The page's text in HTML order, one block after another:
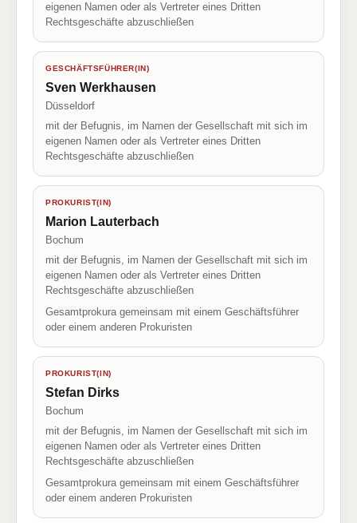
eigenen Namen oder als Vertreter eines Dritten
Rechtsgeschäfte abzuschließen
GESCHÄFTSFÜHRER(IN)
Sven Werkhausen
Düsseldorf
mit der Befugnis, im Namen der Gesellschaft mit sich im
eigenen Namen oder als Vertreter eines Dritten
Rechtsgeschäfte abzuschließen
PROKURIST(IN)
Marion Lauterbach
Bochum
mit der Befugnis, im Namen der Gesellschaft mit sich im
eigenen Namen oder als Vertreter eines Dritten
Rechtsgeschäfte abzuschließen
Gesamtprokura gemeinsam mit einem Geschäftsführer
oder einem anderen Prokuristen
PROKURIST(IN)
Stefan Dirks
Bochum
mit der Befugnis, im Namen der Gesellschaft mit sich im
eigenen Namen oder als Vertreter eines Dritten
Rechtsgeschäfte abzuschließen
Gesamtprokura gemeinsam mit einem Geschäftsführer
oder einem anderen Prokuristen